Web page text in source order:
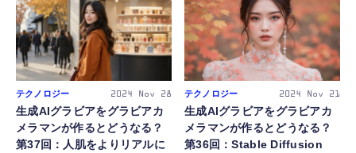
テクノロジー 2024 Nov 28
生成AIグラビアをグラビアカ
メラマンが作るとどうなる？
第37回：人肌をよりリアルに
テクノロジー 2024 Nov 21
生成AIグラビアをグラビアカ
メラマンが作るとどうなる？
第36回：Stable Diffusion